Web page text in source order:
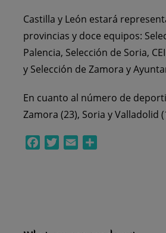
Castilla y León estará
provincias y doce equipos:
Palencia, Selección de Soria,
y Selección de Zamora y
En cuanto al número de
Zamora (23), Soria y Valladolid
FacebookTwitterEmail